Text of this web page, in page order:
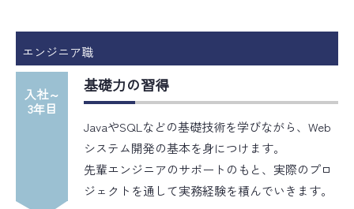
エンジニア職
入社～
3年目
基礎力の習得
JavaやSQLなどの基礎技術を学びながら、Web
システム開発の基本を身につけます。
先輩エンジニアのサポートのもと、実際のプロ
ジェクトを通して実務経験を積んでいきます。